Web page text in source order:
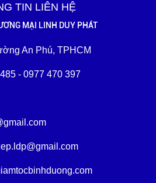
TIN LIÊN HỆ
MẠI LINH DUY PHÁT
An Phú, TPHCM
- 0977 470 397